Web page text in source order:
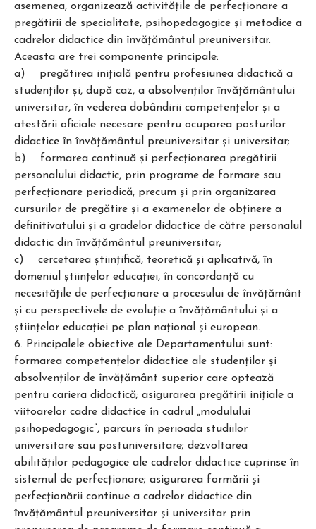
asemenea, organizează activităţile de perfecţionare a
pregătirii de specialitate, psihopedagogice şi metodice a
cadrelor didactice din învăţământul preuniversitar.
Aceasta are trei componente principale:
a) pregătirea iniţială pentru profesiunea didactică a
studenţilor şi, după caz, a absolvenţilor învăţământului
universitar, în vederea dobândirii competenţelor şi a
atestării oficiale necesare pentru ocuparea posturilor
didactice în învăţământul preuniversitar şi universitar;
b) formarea continuă şi perfecţionarea pregătirii
personalului didactic, prin programe de formare sau
perfecţionare periodică, precum şi prin organizarea
cursurilor de pregătire şi a examenelor de obţinere a
definitivatului şi a gradelor didactice de către personalul
didactic din învăţământul preuniversitar;
c) cercetarea ştiinţifică, teoretică şi aplicativă, în
domeniul ştiinţelor educaţiei, în concordanţă cu
necesităţile de perfecţionare a procesului de învăţământ
şi cu perspectivele de evoluţie a învăţământului şi a
ştiinţelor educaţiei pe plan naţional şi european.
6. Principalele obiective ale Departamentului sunt:
formarea competenţelor didactice ale studenţilor şi
absolvenţilor de învăţământ superior care optează
pentru cariera didactică; asigurarea pregătirii iniţiale a
viitoarelor cadre didactice în cadrul „modulului
psihopedagogic”, parcurs în perioada studiilor
universitare sau postuniversitare; dezvoltarea
abilităţilor pedagogice ale cadrelor didactice cuprinse în
sistemul de perfecţionare; asigurarea formării şi
perfecţionării continue a cadrelor didactice din
învăţământul preuniversitar şi universitar prin